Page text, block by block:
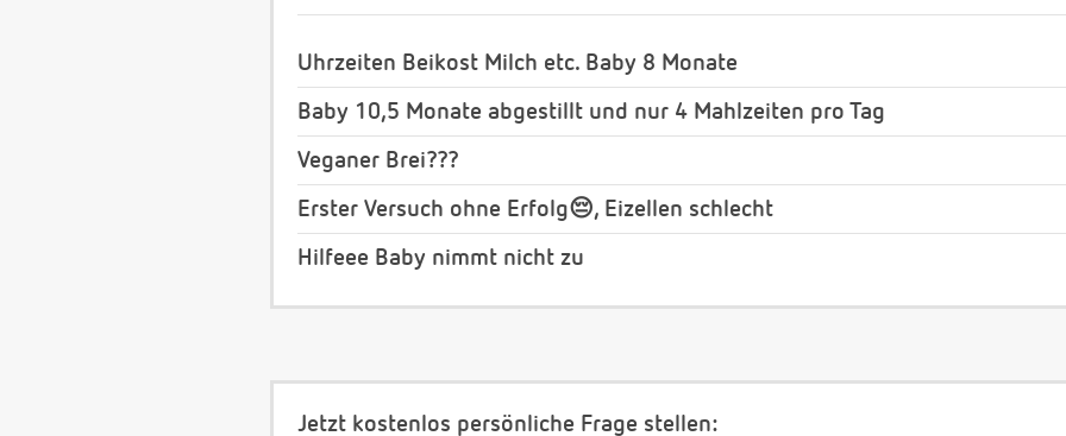
Uhrzeiten Beikost Milch etc. Baby 8 Monate
Baby 10,5 Monate abgestillt und nur 4 Mahlzeiten pro Tag
Veganer Brei???
Erster Versuch ohne Erfolg😔, Eizellen schlecht
Hilfeee Baby nimmt nicht zu
Jetzt kostenlos persönliche Frage stellen: